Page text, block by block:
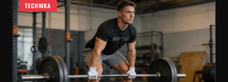
TECHNIKA